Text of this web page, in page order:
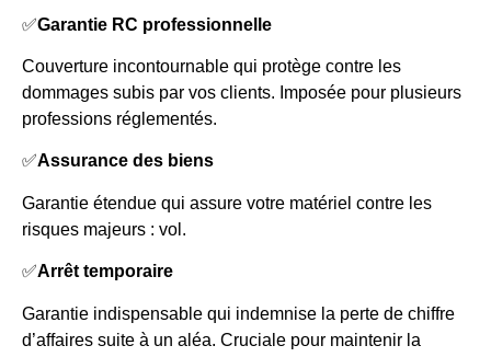
✅Garantie RC professionnelle
Couverture incontournable qui protège contre les
dommages subis par vos clients. Imposée pour plusieurs
professions réglementés.
✅Assurance des biens
Garantie étendue qui assure votre matériel contre les
risques majeurs : vol.
✅Arrêt temporaire
Garantie indispensable qui indemnise la perte de chiffre
d’affaires suite à un aléa. Cruciale pour maintenir la